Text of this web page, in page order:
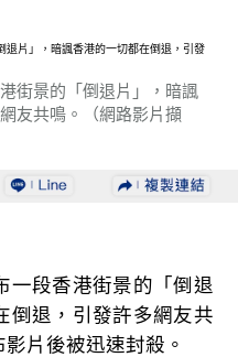
街景的「倒退片」，暗諷
友共鳴。（網路影片擷
一段香港街景的「倒退
倒退，引發許多網友共
片後被迅速封殺。